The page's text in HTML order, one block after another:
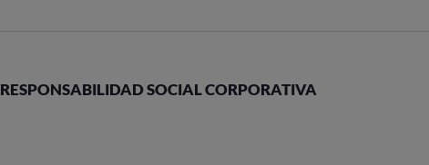
RESPONSABILIDAD SOCIAL CORPORATIVA